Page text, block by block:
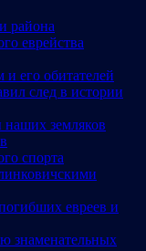
района
еврейства
его обитателей
след в истории
земляков
спорта
евреев и
знаменательных